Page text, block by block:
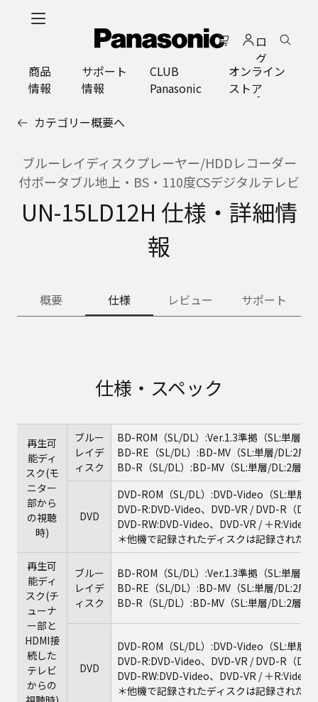
ロ
グ
イ
ン
商品
情報
サポート
情報
CLUB
Panasonic
オンライン
ストア
カテゴリー概要へ
ブルーレイディスクプレーヤー/HDDレコーダー
付ポータブル地上・BS・110度CSデジタルテレビ
UN-15LD12H 仕様・詳細情
報
概要 仕様 レビュー サポート
仕様・スペック
再生可
能ディ
スク(モ
ニター
部から
の視聴
時)
ブルー
レイデ
ィスク
BD-ROM（SL/DL）:Ver.1.3準拠（SL:単層/
BD-RE（SL/DL）:BD-MV（SL:単層/DL:2層
BD-R（SL/DL）:BD-MV（SL:単層/DL:2層）
DVD
DVD-ROM（SL/DL）:DVD-Video（SL:単層/
DVD-R:DVD-Video、DVD-VR / DVD-R（DL
DVD-RW:DVD-Video、DVD-VR / ＋R:Video
＊他機で記録されたディスクは記録された
再生可
能ディ
スク(チ
ューナ
ー部と
HDMI接
続した
テレビ
からの
ブルー
レイデ
ィスク
BD-ROM（SL/DL）:Ver.1.3準拠（SL:単層/
BD-RE（SL/DL）:BD-MV（SL:単層/DL:2層
BD-R（SL/DL）:BD-MV（SL:単層/DL:2層）
DVD
DVD-ROM（SL/DL）:DVD-Video（SL:単層/
DVD-R:DVD-Video、DVD-VR / DVD-R（DL
DVD-RW:DVD-Video、DVD-VR / ＋R:Video
＊他機で記録されたディスクは記録された